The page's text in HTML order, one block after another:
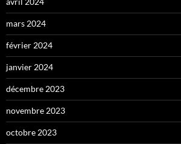
mars 2024
février 2024
janvier 2024
décembre 2023
novembre 2023
octobre 2023